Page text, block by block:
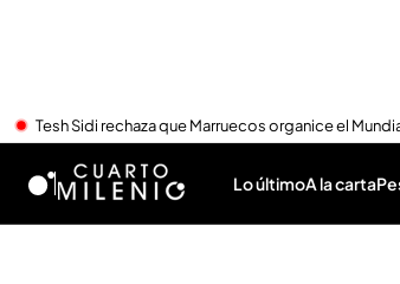
Tesh Sidi rechaza que Marruecos organice el
Lo últimoA la carta